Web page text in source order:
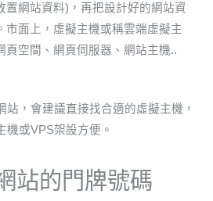
置網站資料)，再把設計好的網站資
市面上，虛擬主機或稱雲端虛擬主
頁空間、網頁伺服器、網站主機..
站，會建議直接找合適的虛擬主機，
機或VPS架設方便。
站的門牌號碼